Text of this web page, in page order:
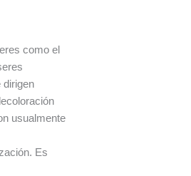
como el
dirigen
usualmente
Es